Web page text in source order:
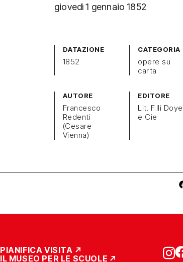
giovedì 1 gennaio 1852
DATAZIONE
1852
CATEGORIA
opere su
carta
AUTORE
Francesco
Redenti
(Cesare
Vienna)
EDITORE
Lit. F.lli
e Cie
PIANIFICA VISITA
IL MUSEO PER LE SCUOLE